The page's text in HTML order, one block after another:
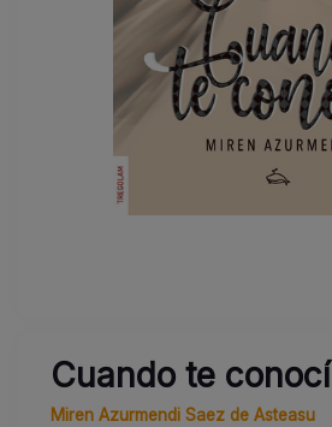
Cuando te conocí
Miren Azurmendi Saez de Asteasu